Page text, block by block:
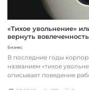
«Тихое увольнение»
вернуть
Бизнес
В последние годы
названием «тихое
описывает поведение